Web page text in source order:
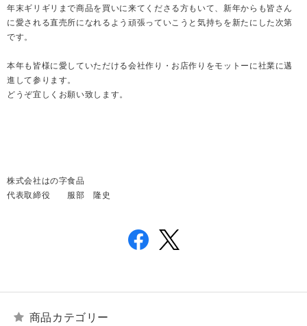
年末ギリギリまで商品を買いに来てくださる方もいて、新年からも皆さん
に愛される直売所になれるよう頑張っていこうと気持ちを新たにした次第
です。
本年も皆様に愛していただける会社作り・お店作りをモットーに社業に邁
進して参ります。
どうぞ宜しくお願い致します。
株式会社はの字食品
代表取締役 服部 隆史
商品カテゴリー